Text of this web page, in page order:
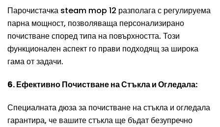
Парочистачка steam mop 12 разполага с регулируема
парна мощност, позволяваща персонализирано
почистване според типа на повърхността. Този
функционален аспект го прави подходящ за широка
гама от задачи.
6. Ефективно Почистване на Стъкла и Огледала:
Специалната дюза за почистване на стъкла и огледала
гарантира, че вашите стъкла ще бъдат безупречно